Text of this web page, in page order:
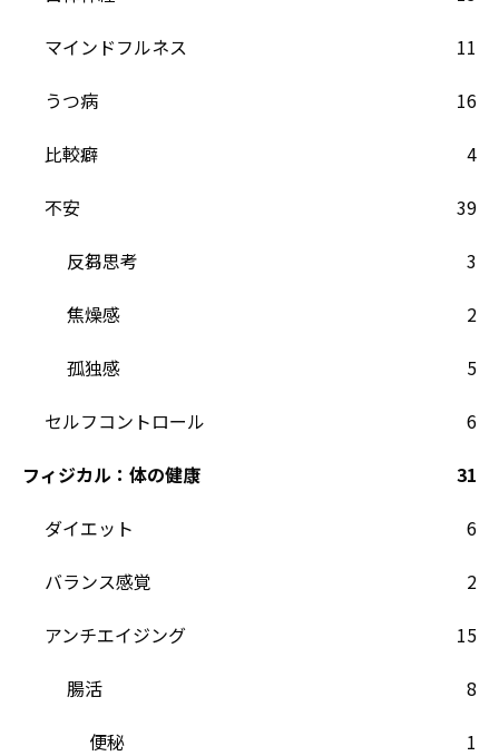
マインドフルネス
11
うつ病
16
比較癖
4
不安
39
反芻思考
3
焦燥感
2
孤独感
5
セルフコントロール
6
フィジカル：体の健康
31
ダイエット
6
バランス感覚
2
アンチエイジング
15
腸活
8
便秘
1